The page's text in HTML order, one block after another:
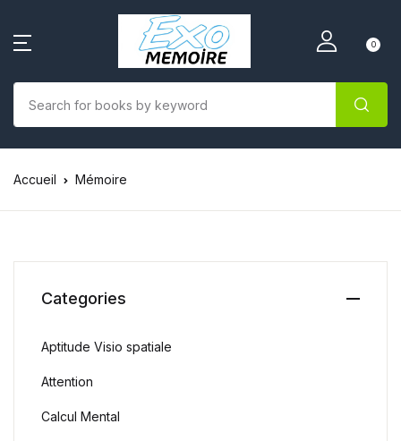
0
Accueil Mémoire
Categories
Aptitude Visio spatiale
Attention
Calcul Mental